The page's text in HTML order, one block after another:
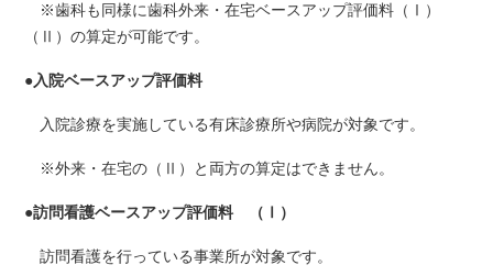
※歯科も同様に歯科外来・在宅ベースアップ評価料（Ⅰ）
（Ⅱ）の算定が可能です。
● 入院ベースアップ評価料
入院診療を実施している有床診療所や病院が対象です。
※外来・在宅の（Ⅱ）と両方の算定はできません。
●訪問看護ベースアップ評価料 （Ⅰ）
訪問看護を行っている事業所が対象です。